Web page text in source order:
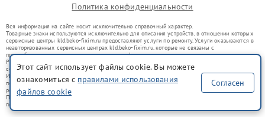
Политика конфиденциальности
Вся информация на сайте носит исключительно справочный характер.
Товарные знаки используются исключительно для описания устройств, в отношении которых
сервисные центры kld.beko-fixim.ru предоставляют услуги по ремонту. Услуги оказываются в
неавторизованных сервисных центрах kld.beko-fixim.ru, которые не связаны с
правообладателями товарных знаков или их официальными представителями.
Ремонт осуществляется для устройств, уже введенных в гражданский оборот в соответствии
со статьей 1487 ГК РФ.
Использование товарных знаков не преследует цели индивидуализации услуг или введения
потребителей в заблуждение, а служит для информирования о предоставляемых услугах по
ремонту техники указанных брендов.
Представленная на сайте информация не является публичной офертой, определяемой
положениями Статьи 437(2) Гражданского кодекса РФ
Этот сайт использует файлы cookie. Вы можете
ознакомиться с правилами использования
файлов cookie
Согласен